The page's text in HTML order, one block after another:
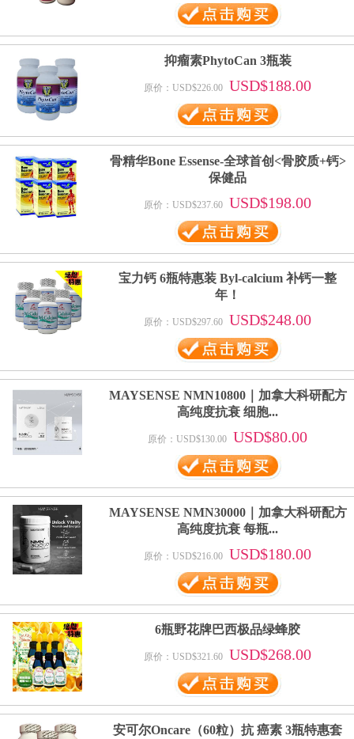
抑瘤素PhytoCan 3瓶装
原价：USD$226.00 USD$188.00
骨精华Bone Essense-全球首创<骨胶质+钙>
保健品
原价：USD$237.60 USD$198.00
宝力钙 6瓶特惠装 Byl-calcium 补钙一整
年！
原价：USD$297.60 USD$248.00
MAYSENSE NMN10800｜加拿大科研配方
高纯度抗衰 细胞...
原价：USD$130.00 USD$80.00
MAYSENSE NMN30000｜加拿大科研配方
高纯度抗衰 每瓶...
原价：USD$216.00 USD$180.00
6瓶野花牌巴西极品绿蜂胶
原价：USD$321.60 USD$268.00
安可尔Oncare（60粒）抗 癌素 3瓶特惠套